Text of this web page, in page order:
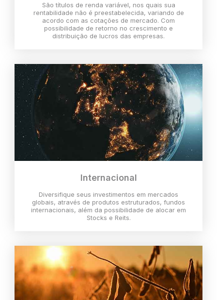
São títulos de renda variável, nos quais sua
rentabilidade não é preestabelecida, variando de
acordo com as cotações de mercado. Com
possibilidade de retorno no crescimento e
distribuição de lucros das empresas.
Internacional
Diversifique seus investimentos em mercados
globais, através de produtos estruturados, fundos
internacionais, além da possibilidade de alocar em
Stocks e Reits.